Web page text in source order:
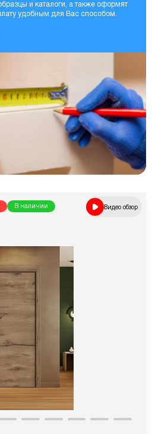
и каталоги, а также оформят
удобным для Вас способом.
В наличии
Видео обзор